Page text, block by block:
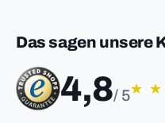
Das sagen unsere
4,8/ 5★ ★